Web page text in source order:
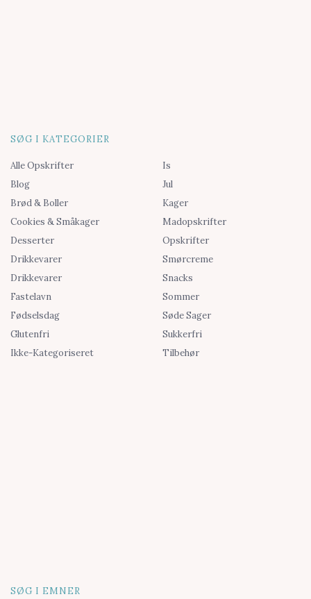
SØG I KATEGORIER
Alle Opskrifter
Blog
Brød & Boller
Cookies & Småkager
Desserter
Drikkevarer
Drikkevarer
Fastelavn
Fødselsdag
Glutenfri
Ikke-Kategoriseret
Is
Jul
Kager
Madopskrifter
Opskrifter
Smørcreme
Snacks
Sommer
Søde Sager
Sukkerfri
Tilbehør
SØG I EMNER